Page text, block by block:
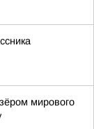
мирового